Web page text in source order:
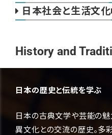
日本社会と生活文化
History and
日本の歴史と伝統を学ぶ
日本の古典文学や芸能の魅
異文化との交流の歴史。多